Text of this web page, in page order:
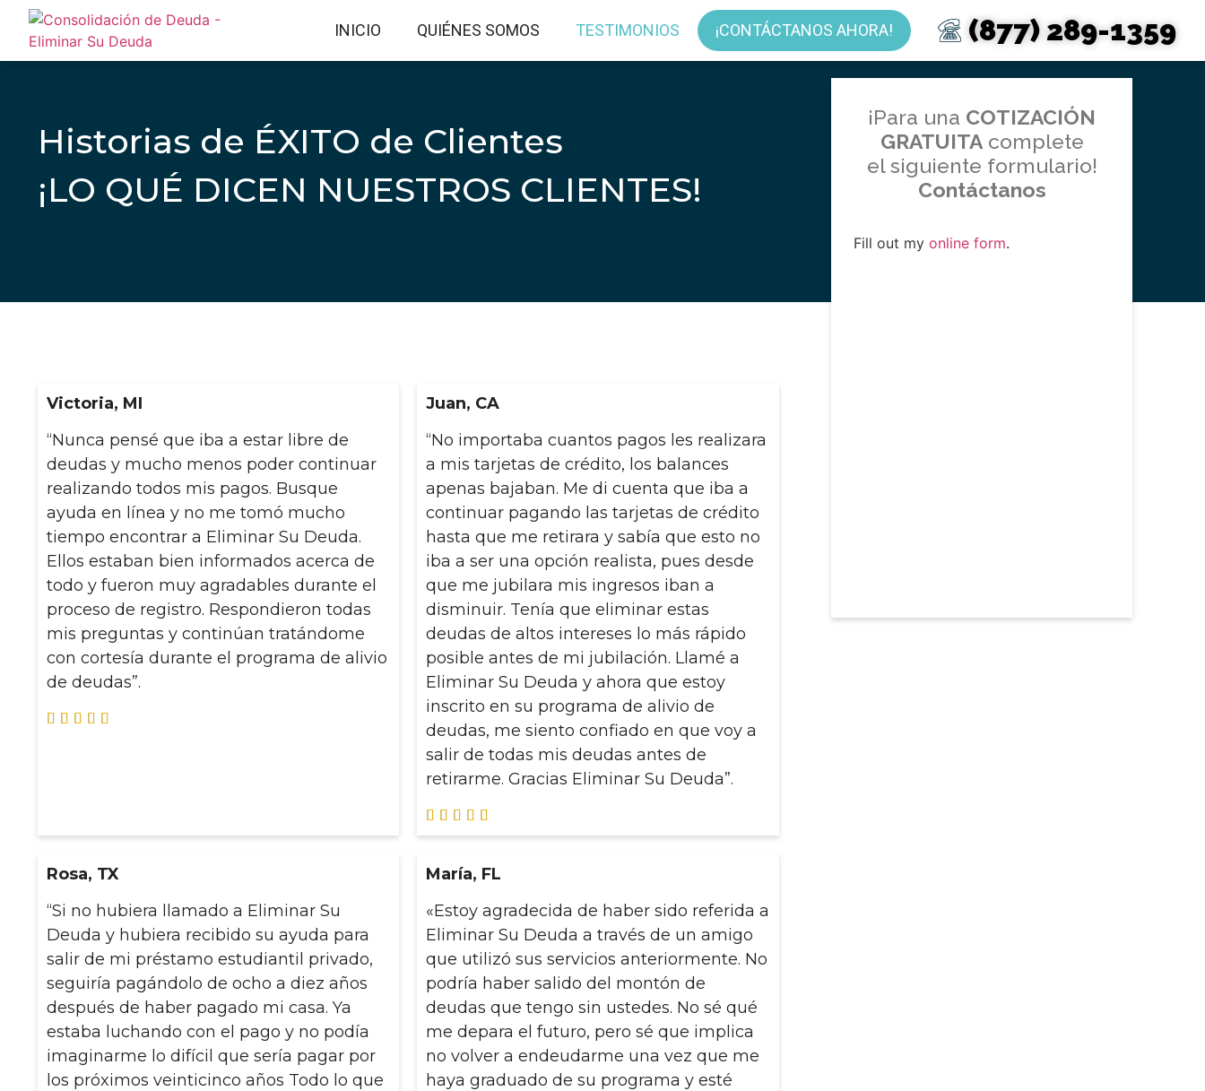
INICIO QUIÉNES SOMOS TESTIMONIOS ¡CONTÁCTANOS AHORA! (877) 289-1359
¡Para una COTIZACIÓN
GRATUITAcomplete
el siguiente formulario!
Contáctanos
Fill out myonline form.
Historias de ÉXITO de Clientes
¡LO QUÉ DICEN NUESTROS CLIENTES!
Victoria, MI
“Nunca pensé que iba a estar libre de
deudas y mucho menos poder continuar
realizando todos mis pagos. Busque
ayuda en línea y no me tomó mucho
tiempo encontrar a Eliminar Su Deuda.
Ellos estaban bien informados acerca de
todo y fueron muy agradables durante el
proceso de registro. Respondieron todas
mis preguntas y continúan tratándome
con cortesía durante el programa de alivio
de deudas”.
    
Juan, CA
“No importaba cuantos pagos les realizara
a mis tarjetas de crédito, los balances
apenas bajaban. Me di cuenta que iba a
continuar pagando las tarjetas de crédito
hasta que me retirara y sabía que esto no
iba a ser una opción realista, pues desde
que me jubilara mis ingresos iban a
disminuir. Tenía que eliminar estas
deudas de altos intereses lo más rápido
posible antes de mi jubilación. Llamé a
Eliminar Su Deuda y ahora que estoy
inscrito en su programa de alivio de
deudas, me siento confiado en que voy a
salir de todas mis deudas antes de
retirarme. Gracias Eliminar Su Deuda”.
    
Rosa, TX
“Si no hubiera llamado a Eliminar Su
Deuda y hubiera recibido su ayuda para
salir de mi préstamo estudiantil privado,
seguiría pagándolo de ocho a diez años
después de haber pagado mi casa. Ya
estaba luchando con el pago y no podía
imaginarme lo difícil que sería pagar por
los próximos veinticinco años Todo lo que
María, FL
«Estoy agradecida de haber sido referida a
Eliminar Su Deuda a través de un amigo
que utilizó sus servicios anteriormente. No
podría haber salido del montón de
deudas que tengo sin ustedes. No sé qué
me depara el futuro, pero sé que implica
no volver a endeudarme una vez que me
haya graduado de su programa y esté